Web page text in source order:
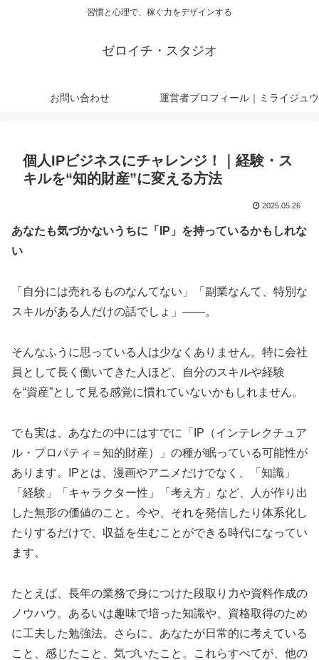
習慣と心理で、稼ぐ力をデザインする
ゼロイチ・スタジオ
お問い合わせ 運営者プロフィール｜ミライジュウ
個人IPビジネスにチャレンジ！｜経験・ス
キルを“知的財産”に変える方法
2025.05.26
あなたも気づかないうちに「IP」を持っているかもしれな
い
「自分には売れるものなんてない」「副業なんて、特別な
スキルがある人だけの話でしょ」——。
そんなふうに思っている人は少なくありません。特に会社
員として長く働いてきた人ほど、自分のスキルや経験
を“資産”として見る感覚に慣れていないかもしれません。
でも実は、あなたの中にはすでに「IP（インテレクチュア
ル・プロパティ＝知的財産）」の種が眠っている可能性が
あります。IPとは、漫画やアニメだけでなく、「知識」
「経験」「キャラクター性」「考え方」など、人が作り出
した無形の価値のこと。今や、それを発信したり体系化し
たりするだけで、収益を生むことができる時代になってい
ます。
たとえば、長年の業務で身につけた段取り力や資料作成の
ノウハウ。あるいは趣味で培った知識や、資格取得のため
に工夫した勉強法。さらに、あなたが日常的に考えている
こと、感じたこと、気づいたこと。これらすべてが、他の